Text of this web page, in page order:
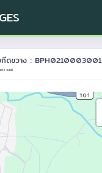
ดขวาง : BPH0210003001
าง จ.แพร่